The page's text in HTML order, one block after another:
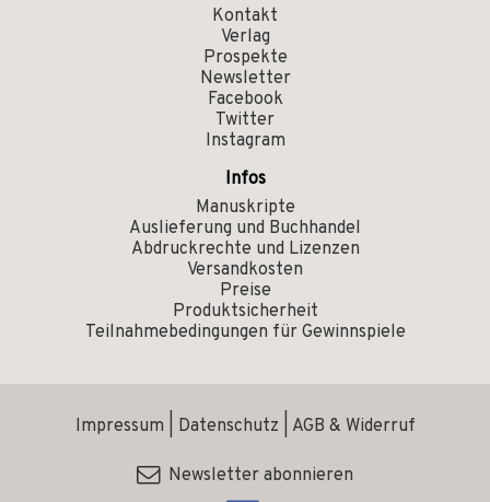
Kontakt
Verlag
Prospekte
Newsletter
Facebook
Twitter
Instagram
Infos
Manuskripte
Auslieferung und Buchhandel
Abdruckrechte und Lizenzen
Versandkosten
Preise
Produktsicherheit
Teilnahmebedingungen für Gewinnspiele
Impressum Datenschutz AGB & Widerruf
Newsletter abonnieren